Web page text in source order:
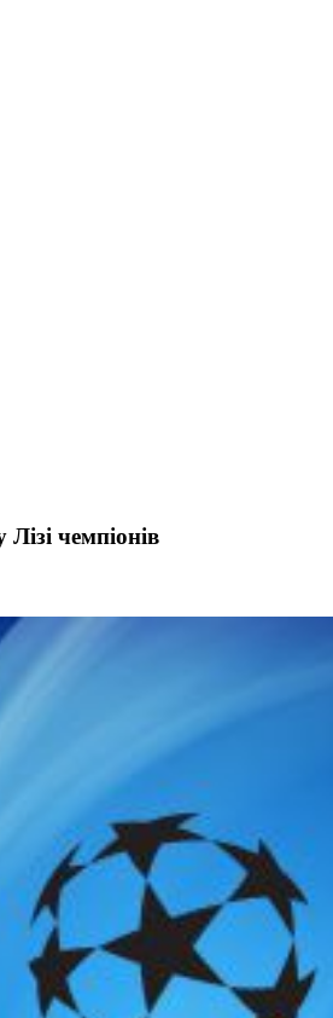
чемпіонів